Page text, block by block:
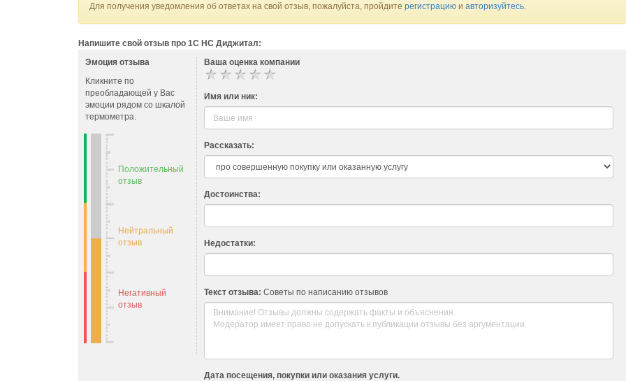
Для получения уведомления об ответах на свой отзыв, пожалуйста, пройдите регистрацию и авторизуйтесь.
Напишите свой отзыв про 1С НС Диджитал:
Эмоция отзыва
Кликните по
преобладающей у Вас
эмоции рядом со шкалой
термометра.
Положительный
отзыв
Нейтральный
отзыв
Негативный
отзыв
Ваша оценка компании
Имя или ник:
Рассказать:
Достоинства:
Недостатки:
Текст отзыва: Советы по написанию отзывов
Дата посещения, покупки или оказания услуги.